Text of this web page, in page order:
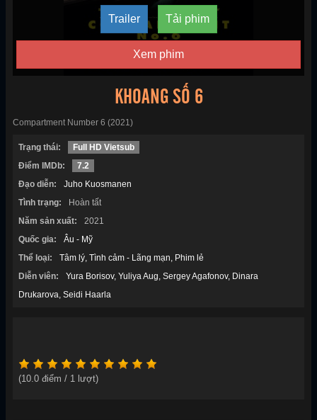
Trailer Tải phim
Xem phim
KHOANG SỐ 6
Compartment Number 6 (2021)
Trạng thái:
Full HD Vietsub
Điểm IMDb:
7.2
Đạo diễn:
Juho Kuosmanen
Tình trạng:
Hoàn tất
Năm sản xuất:
2021
Quốc gia:
Âu - Mỹ
Thể loại:
Tâm lý Tình cảm - Lãng mạn
Phim lẻ
Diễn viên:
Yura Borisov Yuliya Aug Sergey Agafonov Dinara
Drukarova Seidi Haarla
(10.0 điểm / 1 lượt)